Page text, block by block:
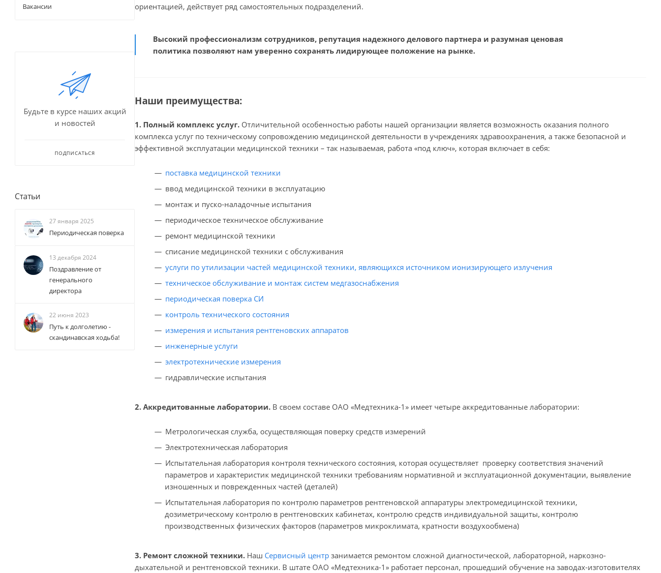
ориентацией, действует ряд самостоятельных подразделений.
Высокий профессионализм сотрудников, репутация надежного делового партнера и разумная ценовая
политика позволяют нам уверенно сохранять лидирующее положение на рынке.
Наши преимущества:
1. Полный комплекс услуг. Отличительной особенностью работы нашей организации является возможность оказания полного
комплекса услуг по техническому сопровождению медицинской деятельности в учреждениях здравоохранения, а также безопасной и
эффективной эксплуатации медицинской техники – так называемая, работа «под ключ», которая включает в себя:
поставка медицинской техники
ввод медицинской техники в эксплуатацию
монтаж и пуско-наладочные испытания
периодическое техническое обслуживание
ремонт медицинской техники
списание медицинской техники с обслуживания
услуги по утилизации частей медицинской техники, являющихся источником ионизирующего излучения
техническое обслуживание и монтаж систем медгазоснабжения
периодическая поверка СИ
контроль технического состояния
измерения и испытания рентгеновских аппаратов
инженерные услуги
электротехнические измерения
гидравлические испытания
2. Аккредитованные лаборатории. В своем составе ОАО «Медтехника-1» имеет четыре аккредитованные лаборатории:
Метрологическая служба, осуществляющая поверку средств измерений
Электротехническая лаборатория
Испытательная лаборатория контроля технического состояния, которая осуществляет проверку соответствия значений
параметров и характеристик медицинской техники требованиям нормативной и эксплуатационной документации, выявление
изношенных и поврежденных частей (деталей)
Испытательная лаборатория по контролю параметров рентгеновской аппаратуры электромедицинской техники,
дозиметрическому контролю в рентгеновских кабинетах, контролю средств индивидуальной защиты, контролю
производственных физических факторов (параметров микроклимата, кратности воздухообмена)
3. Ремонт сложной техники. Наш Сервисный центр занимается ремонтом сложной диагностической, лабораторной, наркозно-
дыхательной и рентгеновской техники. В штате ОАО «Медтехника-1» работает персонал, прошедший обучение на заводах-изготовителях
Вакансии
Будьте в курсе наших акций
и новостей
ПОДПИСАТЬСЯ
Статьи
27 января 2025
Периодическая поверка
13 декабря 2024
Поздравление от
генерального
директора
22 июня 2023
Путь к долголетию -
скандинавская ходьба!